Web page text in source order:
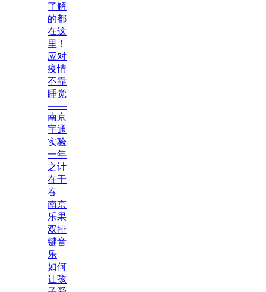
了解
的都
在这
里！
应对
疫情
不靠
睡觉
——
南京
宇通
实验
一年
之计
在于
春|
南京
乐果
双排
键音
乐
如何
让孩